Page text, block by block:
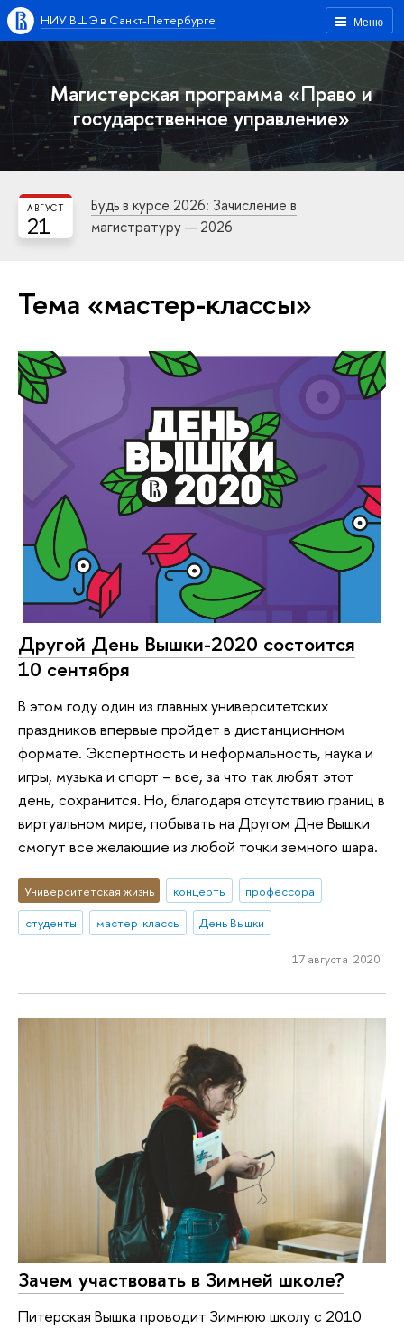
Меню
НИУ ВШЭ в Санкт-Петербурге
Магистерская программа «Право и
государственное управление»
21
АВГУСТ
Будь в курсе 2026: Зачисление в
магистратуру — 2026
Тема «мастер-классы»
Другой День Вышки-2020 состоится
10 сентября
В этом году один из главных университетских
праздников впервые пройдет в дистанционном
формате. Экспертность и неформальность, наука и
игры, музыка и спорт – все, за что так любят этот
день, сохранится. Но, благодаря отсутствию границ в
виртуальном мире, побывать на Другом Дне Вышки
смогут все желающие из любой точки земного шара.
Университетская жизнь концерты
профессора
студенты
мастер-классы День Вышки
17 августа 2020
Зачем участвовать в Зимней школе?
Питерская Вышка проводит Зимнюю школу с 2010